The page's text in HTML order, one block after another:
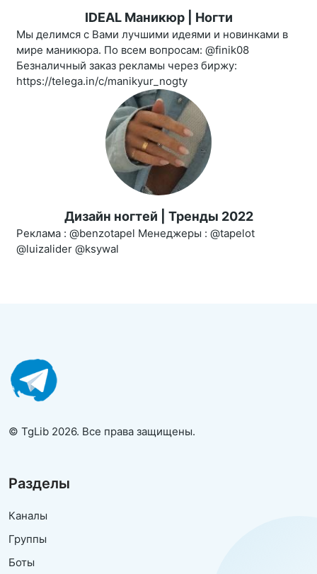
IDEAL Маникюр | Ногти
Мы делимся с Вами лучшими идеями и новинками в
мире маникюра. По всем вопросам: @finik08
Безналичный заказ рекламы через биржу:
https://telega.in/c/manikyur_nogty
Дизайн ногтей | Тренды 2022
Реклама : @benzotapel Менеджеры : @tapelot
@luizalider @ksywal
© TgLib 2026. Все права защищены.
Разделы
Каналы
Группы
Боты